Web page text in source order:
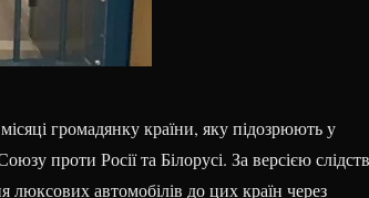
громадянку країни, яку підозрюють у
проти Росії та Білорусі. За версією
люксових автомобілів до цих країн через